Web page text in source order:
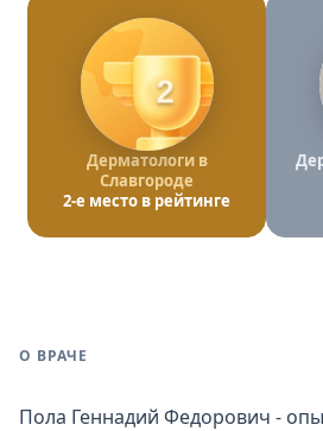
2
Дерматологи в
Славгороде
2-е место в рейтинге
О ВРАЧЕ
Пола Геннадий Федорович -